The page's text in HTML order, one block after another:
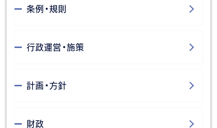
条例・規則
行政運営・施策
計画・方針
財政